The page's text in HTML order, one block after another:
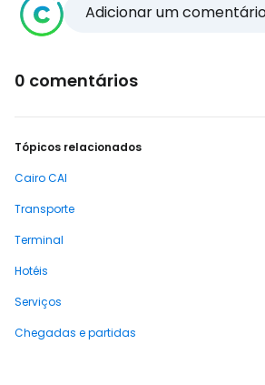
Adicionar um
0 comentários
Tópicos relacionados
Cairo CAI
Transporte
Terminal
Hotéis
Serviços
Chegadas e partidas